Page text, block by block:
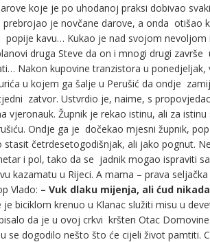
koje je po uhodanoj praksi dobivao
je novčane darove, a onda otišao
kavu… Kukao je nad svojom nevoljom
druga Steve da on i mnogi drugi
Nakon kupovine tranzistora u ponedjeljak,
u kojem ga šalje u Perušić da ondje
zatvor. Ustvrdio je, naime, s
Župnik je rekao istinu, ali za
Ondje ga je dočekao mjesni župnik,
četrdesetogodišnjak, ali jako pognut.
i pol, tako da se jadnik mogao ispraviti
kazamatu u Rijeci. A mama – prava
Vlado: – Vuk dlaku mijenja, ali ćud
biciklom krenuo u Klanac služiti misu u
da je u ovoj crkvi kršten Otac Domovine
se dogodilo nešto što će cijeli život pamtiti.